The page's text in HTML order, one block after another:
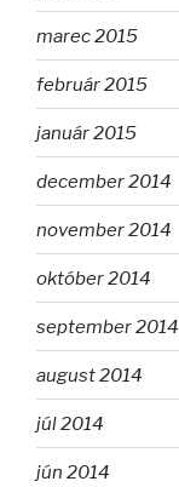
marec 2015
február 2015
január 2015
december 2014
november 2014
október 2014
september 2014
august 2014
júl 2014
jún 2014